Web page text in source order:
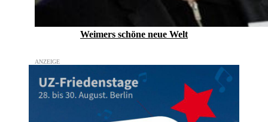
Weimers schöne neue Welt